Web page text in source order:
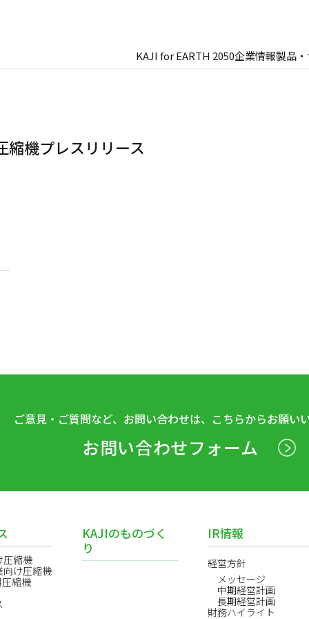
KAJI for EARTH 2050企業情報製品
縮機プレスリリース
ご意見・ご質問など、お問い合わせは、こちらからお願いい
お問い合わせフォーム
圧縮機
向け圧縮機
縮機
KAJIのものづく
り
IR情報
経営方針
メッセージ
中期経営計画
長期経営計画
財務ハイライト